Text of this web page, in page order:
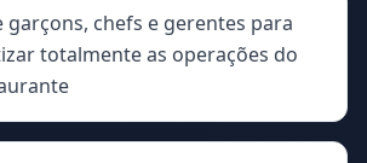
garçons, chefs e gerentes para
totalmente as operações do